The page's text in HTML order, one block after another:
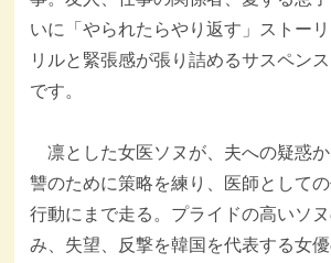
いに「やられたらやり返す」ストー
リルと緊張感が張り詰めるサスペン
です。
凛とした女医ソヌが、夫への疑惑
讐のために策略を練り、医師として
行動にまで走る。プライドの高いソ
み、失望、反撃を韓国を代表する女優